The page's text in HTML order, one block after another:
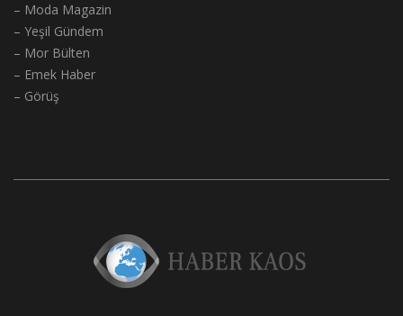
– Moda Magazin
– Yeşil Gündem
– Mor Bülten
– Emek Haber
– Görüş